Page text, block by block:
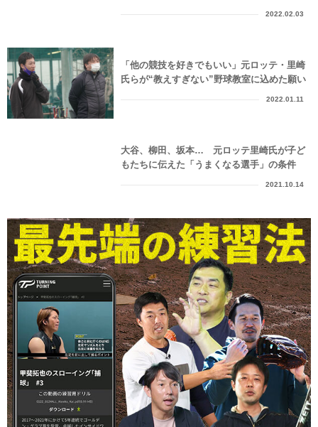
2022.02.03
「他の競技を好きでもいい」元ロッテ・里崎
氏らが“教えすぎない”野球教室に込めた願い
2022.01.11
大谷、柳田、坂本… 元ロッテ里崎氏が子ど
もたちに伝えた「うまくなる選手」の条件
2021.10.14